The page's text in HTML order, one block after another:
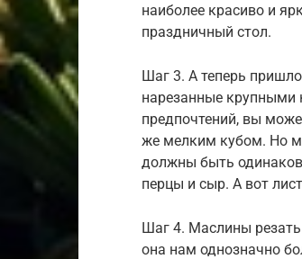
наиболее красиво и
праздничный стол.
Шаг 3. А теперь
нарезанные крупными
предпочтений, вы
же мелким кубом. Но
должны быть
перцы и сыр. А вот
Шаг 4. Маслины резать
она нам однозначно